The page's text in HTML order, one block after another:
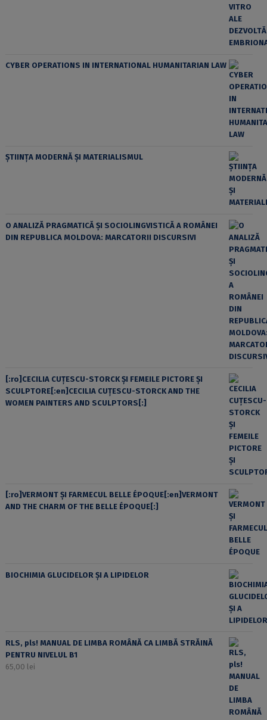
CYBER OPERATIONS IN INTERNATIONAL HUMANITARIAN LAW
ȘTIINȚA MODERNĂ ȘI MATERIALISMUL
O ANALIZĂ PRAGMATICĂ ȘI SOCIOLINGVISTICĂ A ROMÂNEI
DIN REPUBLICA MOLDOVA: MARCATORII DISCURSIVI
[:ro]CECILIA CUŢESCU-STORCK ŞI FEMEILE PICTORE ŞI
SCULPTORE[:en]CECILIA CUŢESCU-STORCK AND THE
WOMEN PAINTERS AND SCULPTORS[:]
[:ro]VERMONT ȘI FARMECUL BELLE ÉPOQUE[:en]VERMONT
AND THE CHARM OF THE BELLE ÉPOQUE[:]
BIOCHIMIA GLUCIDELOR ȘI A LIPIDELOR
RLS, pls! MANUAL DE LIMBA ROMÂNĂ CA LIMBĂ STRĂINĂ
PENTRU NIVELUL B1
65,00 lei